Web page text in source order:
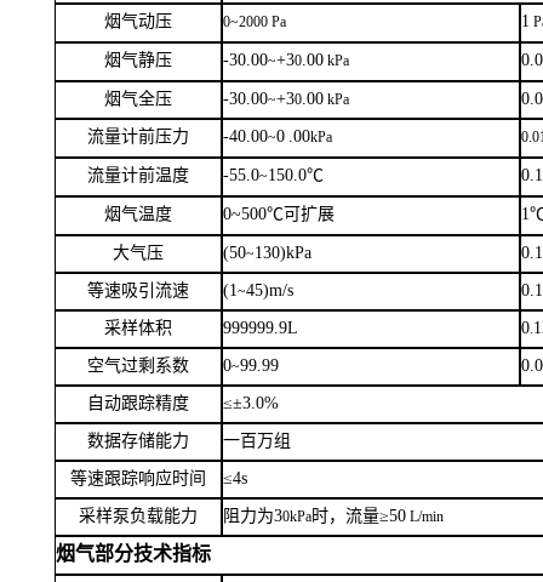
烟气动压 0~2000 Pa 1
烟气静压 -30.00~+30.00 kPa
烟气全压 -30.00~+30.00 kPa
流量计前压力 -40.00~0 .00kPa
流量计前温度 -55.0~150.0℃
烟气温度 0~500℃可扩展
大气压 (50~130)kPa
等速吸引流速 (1~45)m/s
采样体积 999999.9L 0.
空气过剩系数 0~99.99
自动跟踪精度 ≤±3.0%
数据存储能力 一百 万组
等速跟踪响应时间 ≤4s
采样泵负载能力 阻力为30kPa时，流量≥50 L/min
烟气部分技术指标